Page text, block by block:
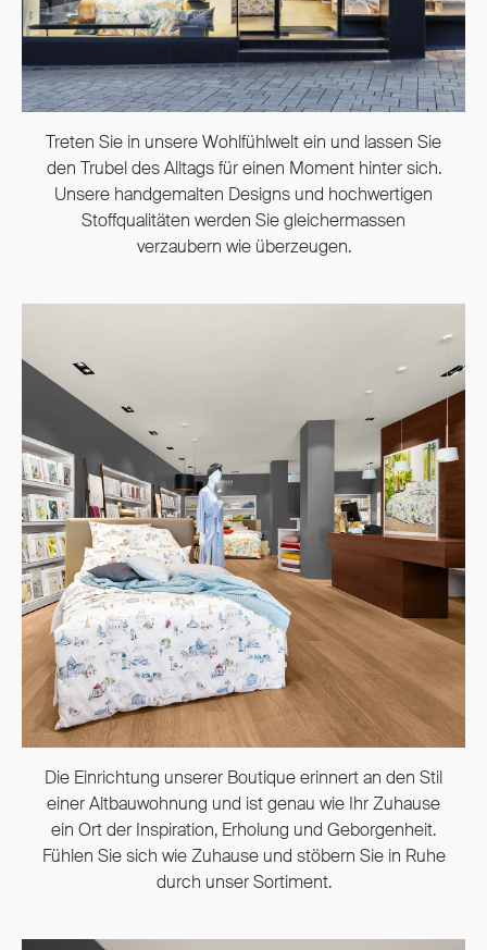
Treten Sie in unsere Wohlfühlwelt ein und lassen Sie
den Trubel des Alltags für einen Moment hinter sich.
Unsere handgemalten Designs und hochwertigen
Stoffqualitäten werden Sie gleichermassen
verzaubern wie überzeugen.
Die Einrichtung unserer Boutique erinnert an den Stil
einer Altbauwohnung und ist genau wie Ihr Zuhause
ein Ort der Inspiration, Erholung und Geborgenheit.
Fühlen Sie sich wie Zuhause und stöbern Sie in Ruhe
durch unser Sortiment.